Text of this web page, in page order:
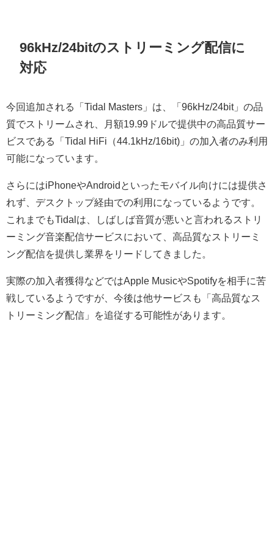
96kHz/24bitのストリーミング配信に
対応
今回追加される「Tidal Masters」は、「96kHz/24bit」の品
質でストリームされ、月額19.99ドルで提供中の高品質サー
ビスである「Tidal HiFi（44.1kHz/16bit)」の加入者のみ利用
可能になっています。
さらにはiPhoneやAndroidといったモバイル向けには提供さ
れず、デスクトップ経由での利用になっているようです。
これまでもTidalは、しばしば音質が悪いと言われるストリ
ーミング音楽配信サービスにおいて、高品質なストリーミ
ング配信を提供し業界をリードしてきました。
実際の加入者獲得などではApple MusicやSpotifyを相手に苦
戦しているようですが、今後は他サービスも「高品質なス
トリーミング配信」を追従する可能性があります。